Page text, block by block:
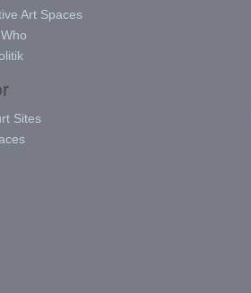
Art Spaces
Sites